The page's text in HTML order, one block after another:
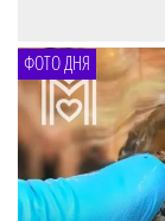
ФОТО ДНЯ